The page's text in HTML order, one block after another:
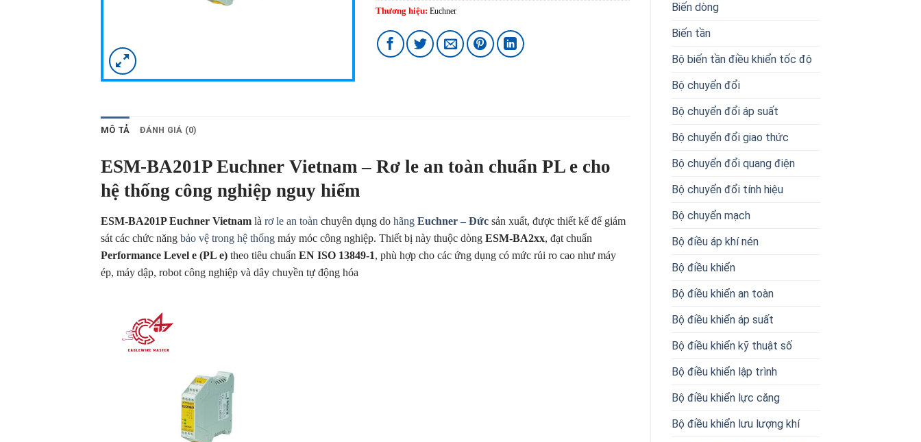
Biến dòng
Biến tần
Bộ biến tần điều khiển tốc độ
Bộ chuyển đổi
Bộ chuyển đổi áp suất
Bộ chuyển đổi giao thức
Bộ chuyển đổi quang điện
Bộ chuyển đổi tính hiệu
Bộ chuyển mạch
Bộ điều áp khí nén
Bộ điều khiển
Bộ điều khiển an toàn
Bộ điều khiển áp suất
Bộ điều khiển kỹ thuật số
Bộ điều khiển lập trình
Bộ điều khiển lực căng
Bộ điều khiển lưu lượng khí
Thương hiệu: Euchner
MÔ TẢ ĐÁNH GIÁ (0)
ESM-BA201P Euchner Vietnam – Rơ le an toàn chuẩn PL e cho
hệ thống công nghiệp nguy hiểm
ESM-BA201P Euchner Vietnam là rơ le an toàn chuyên dụng do hãng Euchner – Đức sản xuất, được thiết kế để giám
sát các chức năng bảo vệ trong hệ thống máy móc công nghiệp. Thiết bị này thuộc dòng ESM-BA2xx, đạt chuẩn
Performance Level e (PL e) theo tiêu chuẩn EN ISO 13849-1, phù hợp cho các ứng dụng có mức rủi ro cao như máy
ép, máy dập, robot công nghiệp và dây chuyền tự động hóa